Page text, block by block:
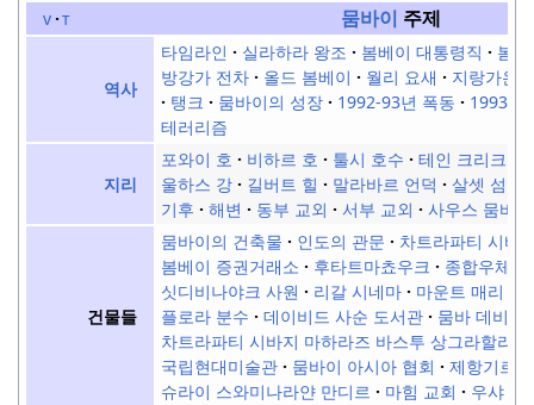
v t 뭄바이 주제
역사
타임라인 실라하라 왕조 봄베이 대통령직
봄
방강가 전차
올드 봄베이 월리 요새 지랑가온
탱크
뭄바이의 성장 1992-93년 폭동
1993년
테러리즘
지리
포와이 호 비하르 호 툴시 호수 테인 크리크
울하스 강
길버트 힐 말라바르 언덕 살셋 섬
기후
해변 동부 교외 서부 교외 사우스 뭄바이
건물들
뭄바이의 건축물 인도의 관문
차트라파티 시바
봄베이 증권거래소
후타트마쵸우크
종합우체국
싯디비나야크 사원
리갈 시네마
마운트 매리 교
플로라 분수
데이비드 사순 도서관
뭄바 데비
차트라파티 시바지 마하라즈 바스투 상그라할라
국립현대미술관
뭄바이 아시아 협회
제항기르
슈라이 스와미나라얀 만디르
마힘 교회 우샤 키